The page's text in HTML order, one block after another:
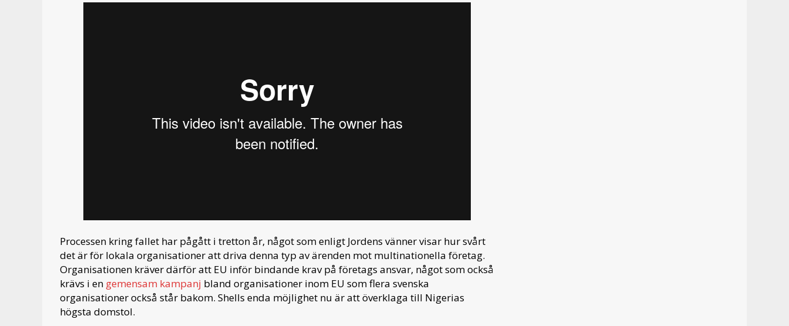
Processen kring fallet har pågått i tretton år, något som enligt Jordens vänner visar hur svårt
det är för lokala organisationer att driva denna typ av ärenden mot multinationella företag.
Organisationen kräver därför att EU inför bindande krav på företags ansvar, något som också
krävs i en gemensam kampanj bland organisationer inom EU som flera svenska
organisationer också står bakom. Shells enda möjlighet nu är att överklaga till Nigerias
högsta domstol.